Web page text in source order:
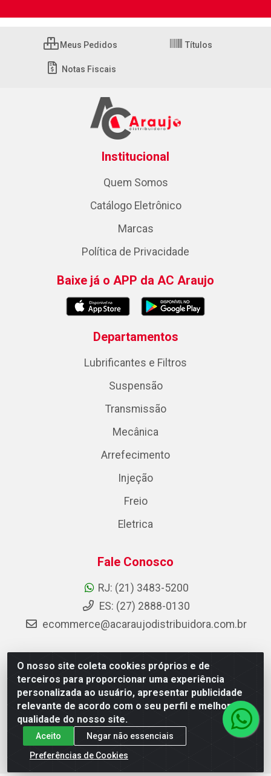
O nosso site coleta cookies próprios e de
terceiros para proporcionar uma experiência
personalizada ao usuário, apresentar publicidade
relevante de acordo com o seu perfil e melhorar a
qualidade do nosso site.
Aceito
Negar não essenciais
Preferências de Cookies
Meus Pedidos Títulos
Notas Fiscais
Institucional
Quem Somos
Catálogo Eletrônico
Marcas
Política de Privacidade
Baixe já o APP da AC Araujo
Departamentos
Lubrificantes e Filtros
Suspensão
Transmissão
Mecânica
Arrefecimento
Injeção
Freio
Eletrica
Fale Conosco
RJ: (21) 3483-5200
ES: (27) 2888-0130
ecommerce@acaraujodistribuidora.com.br
AC Araujo Distribuidora - Rua Carneiro de Campos, 42 -
São Cristóvão, Rio de Janeiro/RJ - CEP 20.920-410 -
CNPJ 08.744.753/0003-85